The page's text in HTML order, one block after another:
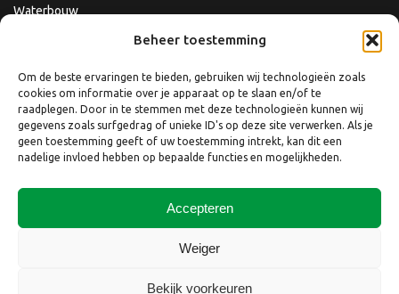
Beheer toestemming
Om de beste ervaringen te bieden, gebruiken wij technologieën zoals
cookies om informatie over je apparaat op te slaan en/of te
raadplegen. Door in te stemmen met deze technologieën kunnen wij
gegevens zoals surfgedrag of unieke ID's op deze site verwerken. Als je
geen toestemming geeft of uw toestemming intrekt, kan dit een
nadelige invloed hebben op bepaalde functies en mogelijkheden.
Accepteren
Weiger
Bekijk voorkeuren
Waterbouw
Copyright © 2026 Nebest B.V.